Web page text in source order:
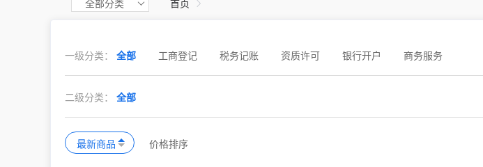
全部分类 首页
一级分类： 全部 工商登记 税务记账 资质许可 银行开户 商务服务
二级分类： 全部
最新商品 价格排序